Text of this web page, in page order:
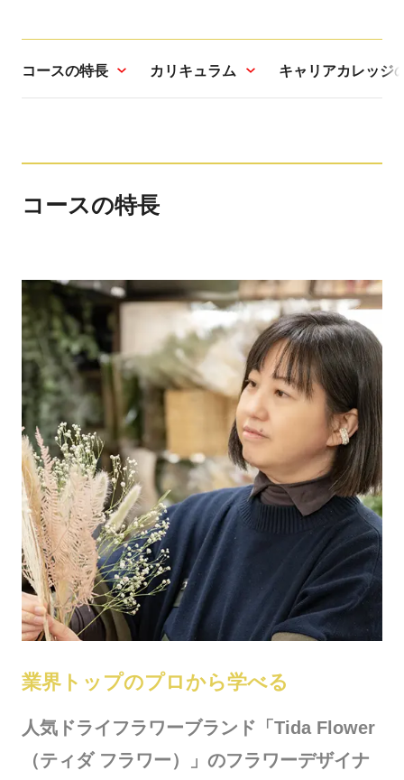
コースの特長 カリキュラム キャリアカレッジ
コースの特長
業界トップのプロから学べる
人気ドライフラワーブランド「Tida Flower
（ティダ フラワー）」のフラワーデザイナ